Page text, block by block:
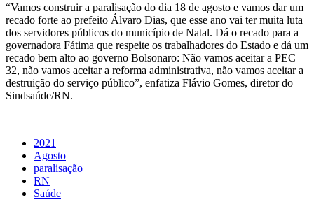
“Vamos construir a paralisação do dia 18 de agosto e vamos dar um
recado forte ao prefeito Álvaro Dias, que esse ano vai ter muita luta
dos servidores públicos do município de Natal. Dá o recado para a
governadora Fátima que respeite os trabalhadores do Estado e dá um
recado bem alto ao governo Bolsonaro: Não vamos aceitar a PEC
32, não vamos aceitar a reforma administrativa, não vamos aceitar a
destruição do serviço público”, enfatiza Flávio Gomes, diretor do
Sindsaúde/RN.
2021
Agosto
paralisação
RN
Saúde